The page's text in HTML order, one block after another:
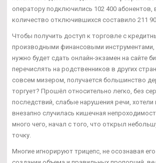
оператору подключились 102 400 абонентов,
количество отключившихся составило 211
Чтобы получить доступ к торговле с
производными финансовыми инструментами,
нужно будет сдать онлайн-экзамен на сайте
перечислять на родственников в других
совсем мизером, получается большинство
торгует? Прошёл относительно легко, без
последствий, слабые нарушения речи, хотели
внезапно случилась кишечная
много чего, начал с того, что открыл
точку.
Многие игнорируют трицепс, не осознавая